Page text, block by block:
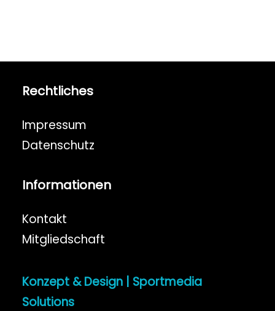
Rechtliches
Impressum
Datenschutz
Informationen
Kontakt
Mitgliedschaft
Konzept & Design | Sportmedia
Solutions